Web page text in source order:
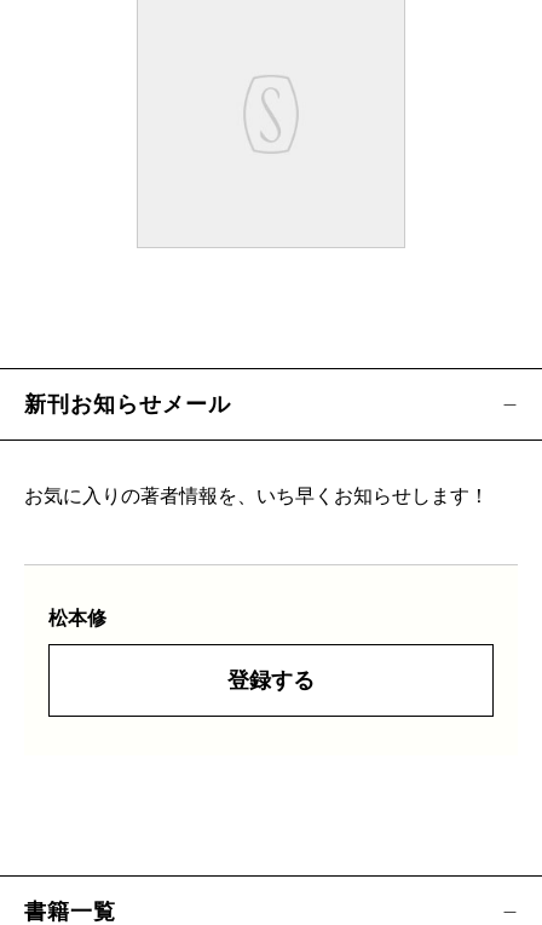
新刊お知らせメール
お気に入りの著者情報を、いち早くお知らせします！
松本修
登録する
書籍一覧